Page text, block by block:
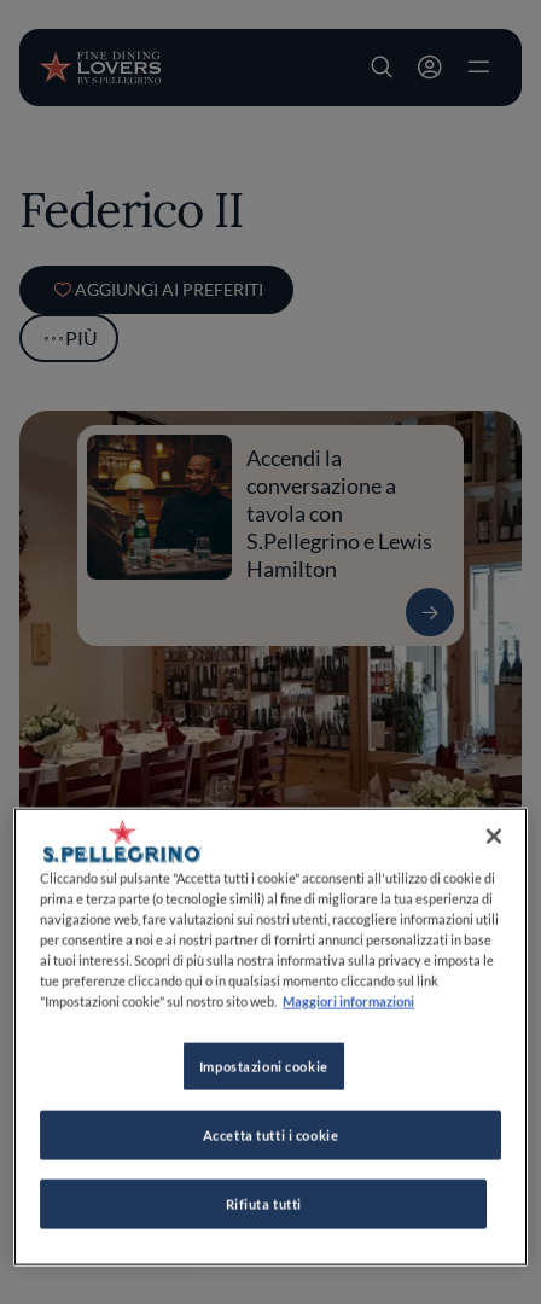
User account
Federico II
AGGIUNGI AI PREFERITI
PIÙ
0 0 0
Accendi la
conversazione a
tavola con
S.Pellegrino e Lewis
Hamilton
Via Umbria, 486170IserniaISItalia
Cliccando sul pulsante "Accetta tutti i cookie" acconsenti all'utilizzo di cookie di
prima e terza parte (o tecnologie simili) al fine di migliorare la tua esperienza di
navigazione web, fare valutazioni sui nostri utenti, raccogliere informazioni utili
per consentire a noi e ai nostri partner di fornirti annunci personalizzati in base
ai tuoi interessi. Scopri di più sulla nostra informativa sulla privacy e imposta le
tue preferenze cliccando qui o in qualsiasi momento cliccando sul link
"Impostazioni cookie" sul nostro sito web. Maggiori informazioni
Impostazioni cookie
Rifiuta tutti
Accetta tutti i cookie